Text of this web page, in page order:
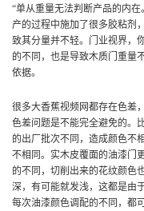
“单从重量无法判断产品的内
产的过程中施加了很多胶粘剂
致其分量并不轻。门业视界，
的不同，也是导致木质门重量
依据。
很多大香蕉视频网都存在色差
色差问题是不能完全避免的。
的出厂批次不同，造成颜色不
不相同。实木皮覆面的油漆门
的不同，切削出来的花纹颜色
深，有可能就发浅，这都是由
每次油漆颜色调配的不同，都